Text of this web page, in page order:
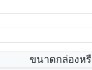
ขนาดกล่องหรื